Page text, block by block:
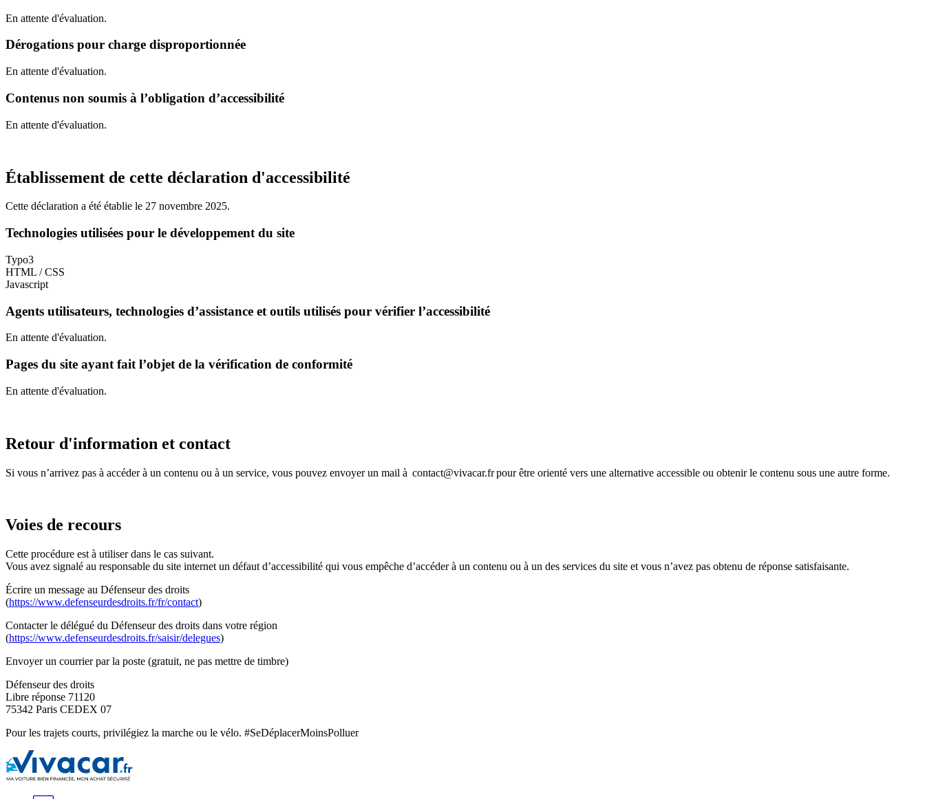
En attente d'évaluation.
Dérogations pour charge disproportionnée
En attente d'évaluation.
Contenus non soumis à l’obligation d’accessibilité
En attente d'évaluation.
Établissement de cette déclaration d'accessibilité
Cette déclaration a été établie le 27 novembre 2025.
Technologies utilisées pour le développement du site
Typo3
HTML / CSS
Javascript
Agents utilisateurs, technologies d’assistance et outils utilisés pour vérifier l’accessibilité
En attente d'évaluation.
Pages du site ayant fait l’objet de la vérification de conformité
En attente d'évaluation.
Retour d'information et contact
Si vous n’arrivez pas à accéder à un contenu ou à un service, vous pouvez envoyer un mail à contact@vivacar.fr pour être orienté vers une alternative accessible ou obtenir le contenu sous une autre forme.
Voies de recours
Cette procédure est à utiliser dans le cas suivant.
Vous avez signalé au responsable du site internet un défaut d’accessibilité qui vous empêche d’accéder à un contenu ou à un des services du site et vous n’avez pas obtenu de réponse satisfaisante.
Écrire un message au Défenseur des droits
(https://www.defenseurdesdroits.fr/fr/contact)
Contacter le délégué du Défenseur des droits dans votre région
(https://www.defenseurdesdroits.fr/saisir/delegues)
Envoyer un courrier par la poste (gratuit, ne pas mettre de timbre)
Défenseur des droits
Libre réponse 71120
75342 Paris CEDEX 07
Pour les trajets courts, privilégiez la marche ou le vélo. #SeDéplacerMoinsPolluer